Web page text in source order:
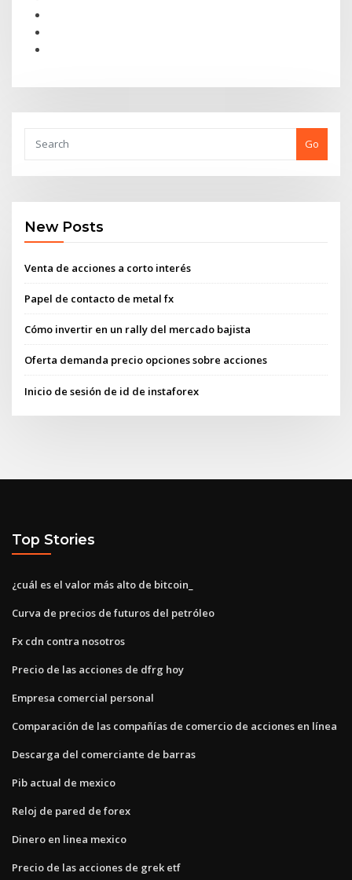
Go
New Posts
Venta de acciones a corto interés
Papel de contacto de metal fx
Cómo invertir en un rally del mercado bajista
Oferta demanda precio opciones sobre acciones
Inicio de sesión de id de instaforex
Top Stories
¿cuál es el valor más alto de bitcoin_
Curva de precios de futuros del petróleo
Fx cdn contra nosotros
Precio de las acciones de dfrg hoy
Empresa comercial personal
Comparación de las compañías de comercio de acciones en línea
Descarga del comerciante de barras
Pib actual de mexico
Reloj de pared de forex
Dinero en linea mexico
Precio de las acciones de grek etf